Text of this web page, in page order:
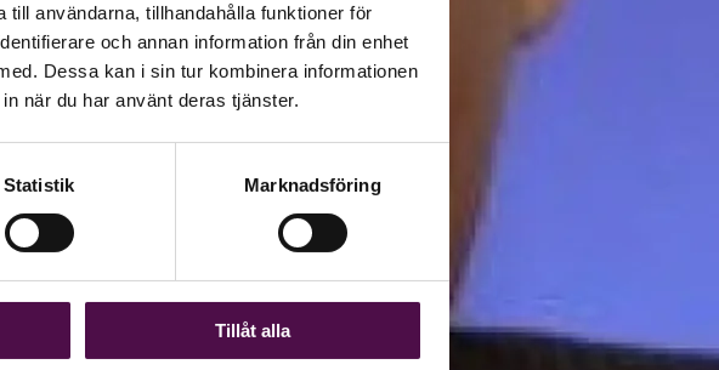
användarna, tillhandahålla funktioner för
och annan information från din enhet
Dessa kan i sin tur kombinera informationen
när du har använt deras tjänster.
Statistik Marknadsföring
Tillåt alla